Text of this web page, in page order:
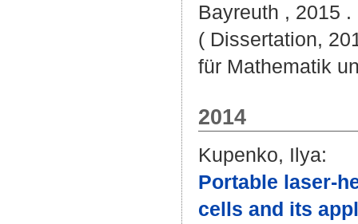
Bayreuth , 2015 .
( Dissertation,
für Mathematik
2014
Kupenko, Ilya:
Portable laser-
cells and its